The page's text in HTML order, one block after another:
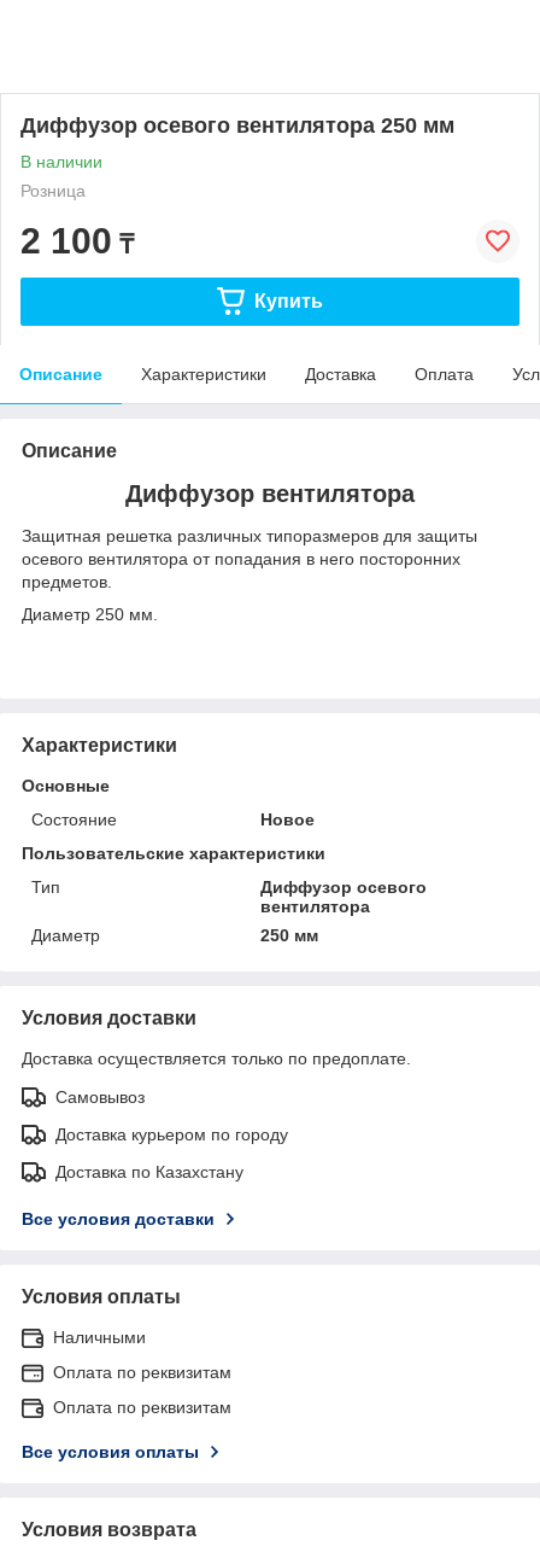
Диффузор осевого вентилятора 250 мм
В наличии
Розница
2 100 ₸
Купить
Описание Характеристики Доставка Оплата
Описание
Диффузор вентилятора
Защитная решетка различных типоразмеров для защиты
осевого вентилятора от попадания в него посторонних
предметов.
Диаметр 250 мм.
Характеристики
Основные
Состояние
Новое
Пользовательские характеристики
Тип
Диффузор осевого
вентилятора
Диаметр
250 мм
Условия доставки
Доставка осуществляется только по предоплате.
Самовывоз
Доставка курьером по городу
Доставка по Казахстану
Все условия доставки
Условия оплаты
Наличными
Оплата по реквизитам
Оплата по реквизитам
Все условия оплаты
Условия возврата